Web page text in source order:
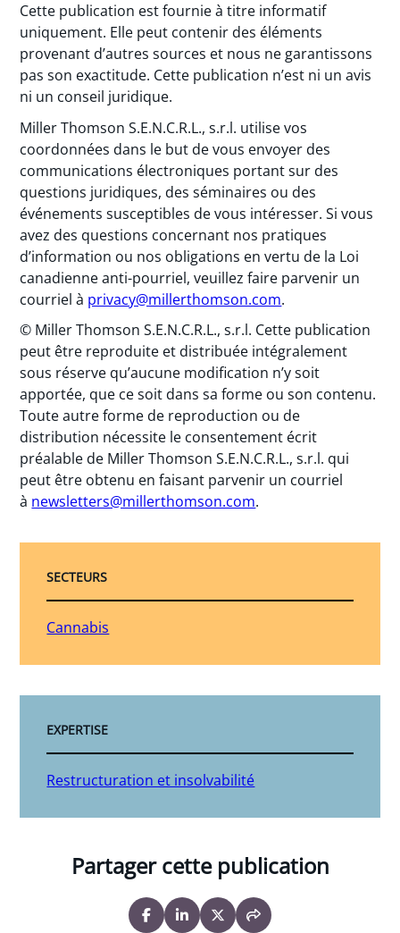
Cette publication est fournie à titre informatif
uniquement. Elle peut contenir des éléments
provenant d’autres sources et nous ne garantissons
pas son exactitude. Cette publication n’est ni un avis
ni un conseil juridique.
Miller Thomson S.E.N.C.R.L., s.r.l. utilise vos
coordonnées dans le but de vous envoyer des
communications électroniques portant sur des
questions juridiques, des séminaires ou des
événements susceptibles de vous intéresser. Si vous
avez des questions concernant nos pratiques
d’information ou nos obligations en vertu de la Loi
canadienne anti-pourriel, veuillez faire parvenir un
courriel à privacy@millerthomson.com.
© Miller Thomson S.E.N.C.R.L., s.r.l. Cette publication
peut être reproduite et distribuée intégralement
sous réserve qu’aucune modification n’y soit
apportée, que ce soit dans sa forme ou son contenu.
Toute autre forme de reproduction ou de
distribution nécessite le consentement écrit
préalable de Miller Thomson S.E.N.C.R.L., s.r.l. qui
peut être obtenu en faisant parvenir un courriel
à newsletters@millerthomson.com.
SECTEURS
Cannabis
EXPERTISE
Restructuration et insolvabilité
Partager cette publication